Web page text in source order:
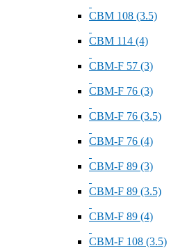
СВМ 108 (3.5)
СВМ 114 (4)
СВМ-F 57 (3)
СВМ-F 76 (3)
СВМ-F 76 (3.5)
СВМ-F 76 (4)
СВМ-F 89 (3)
СВМ-F 89 (3.5)
СВМ-F 89 (4)
СВМ-F 108 (3.5)